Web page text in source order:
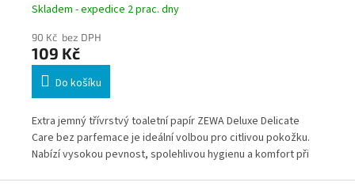
Skladem - expedice 2 prac. dny
90 Kč bez DPH
109 Kč
Do košíku
Extra jemný třívrstvý toaletní papír ZEWA Deluxe Delicate
Care bez parfemace je ideální volbou pro citlivou pokožku.
Nabízí vysokou pevnost, spolehlivou hygienu a komfort při